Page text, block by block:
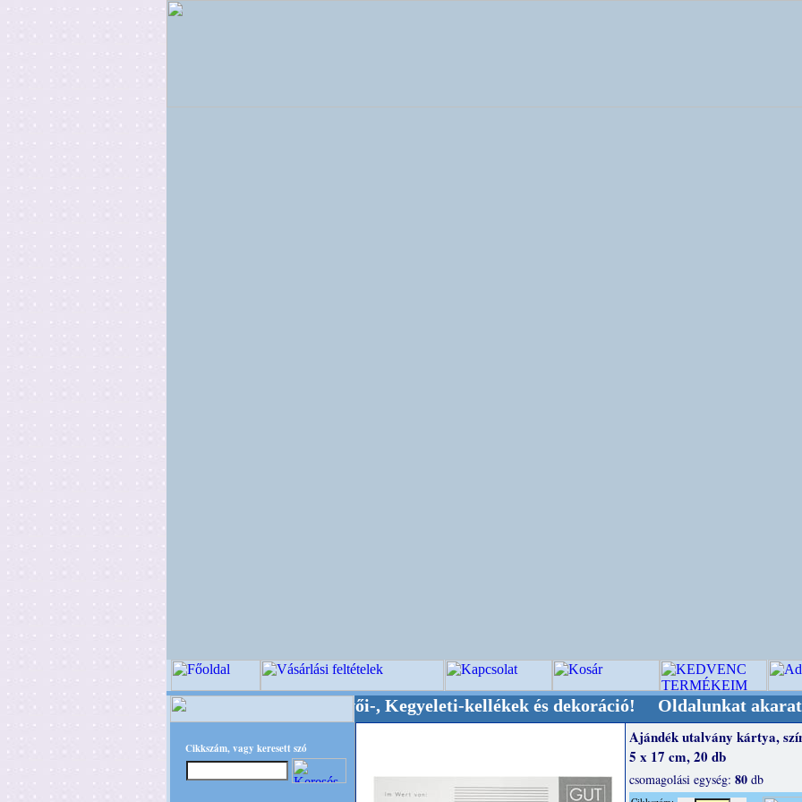
Cikkszám, vagy keresett szó
Minőségi Virágkötészeti-, Esküvői-, Kegyeleti-kellékek és dekoráció! Oldalunkat akarattal
Ajándék utalvány kártya,
5 x 17 cm, 20 db
csomagolási egység: 80db